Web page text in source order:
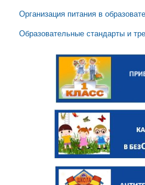
Организация питания в
Образовательные стандарты и